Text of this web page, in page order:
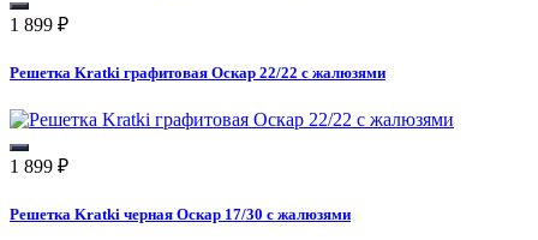
1 899 ₽
Решетка Kratki графитовая Оскар 22/22 с жалюзями
1 899 ₽
Решетка Kratki черная Оскар 17/30 с жалюзями